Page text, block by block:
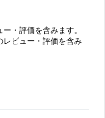
・評価を含みます。
レビュー・評価を含み